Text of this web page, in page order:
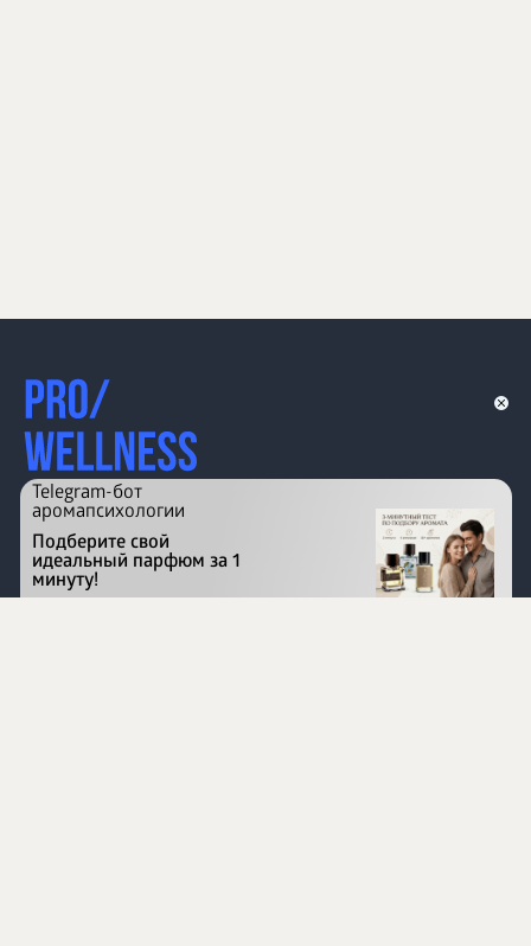
Перейти на сайт
Telegram-бот
аромапсихологии
Подберите свой
идеальный парфюм за 1
минуту!